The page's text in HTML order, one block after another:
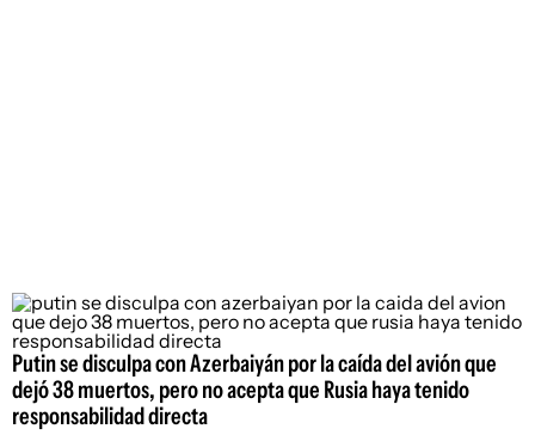
Putin se disculpa con Azerbaiyán por la caída del avión que
dejó 38 muertos, pero no acepta que Rusia haya tenido
responsabilidad directa